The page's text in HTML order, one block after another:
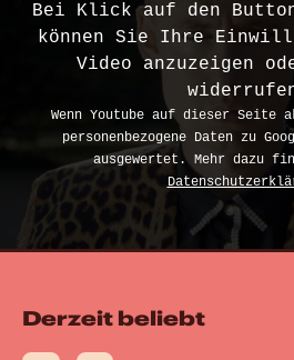
Bei Klick auf den
können Sie Ihre
Video anzuzeigen
Wenn Youtube auf dieser
personenbezogene Daten zu
ausgewertet. Mehr dazu
Derzeit beliebt